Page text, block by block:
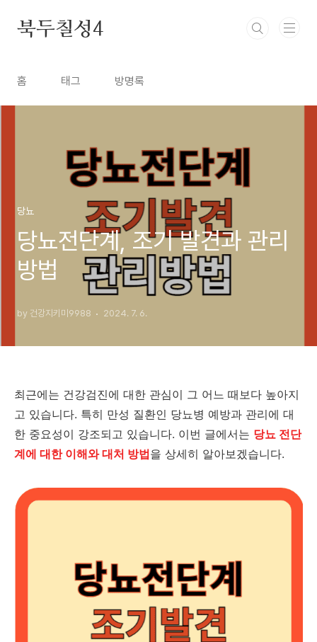
북두칠성4
홈 태그 방명록
당뇨
당뇨전단계, 조기 발견과 관리
방법
by 건강지키미9988 2024. 7. 6.
최근에는 건강검진에 대한 관심이 그 어느 때보다 높아지
고 있습니다. 특히 만성 질환인 당뇨병 예방과 관리에 대
한 중요성이 강조되고 있습니다. 이번 글에서는 당뇨 전단
계에 대한 이해와 대처 방법을 상세히 알아보겠습니다.